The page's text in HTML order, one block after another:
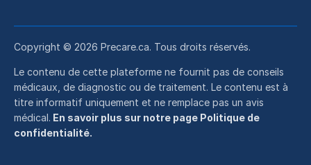
Copyright © 2026 Precare.ca. Tous droits réservés.
Le contenu de cette plateforme ne fournit pas de conseils
médicaux, de diagnostic ou de traitement. Le contenu est à
titre informatif uniquement et ne remplace pas un avis
médical. En savoir plus sur notre page Politique de
confidentialité.